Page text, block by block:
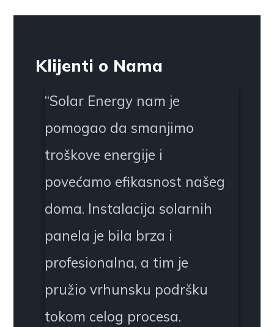
Klijenti o Nama
“Solar Energy nam je
pomogao da smanjimo
troškove energije i
povećamo efikasnost našeg
doma. Instalacija solarnih
panela je bila brza i
profesionalna, a tim je
pružio vrhunsku podršku
tokom celog procesa.